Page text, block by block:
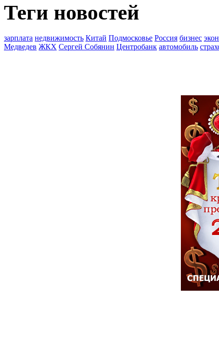
Теги новостей
зарплата недвижимость Китай Подмосковье Россия бизнес
Медведев ЖКХ Сергей Собянин Центробанк автомобиль